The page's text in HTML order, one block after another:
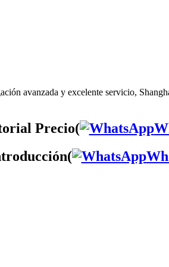
avanzada y excelente servicio,
Precio(